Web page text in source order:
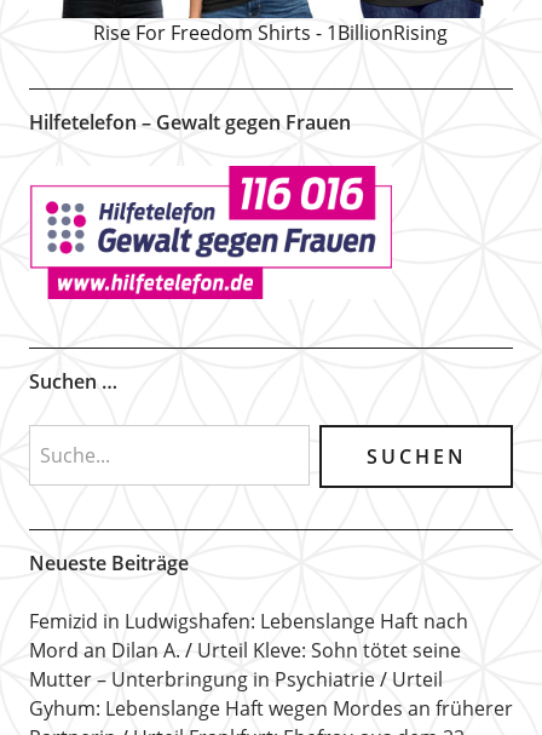
Rise For Freedom Shirts - 1BillionRising
Hilfetelefon – Gewalt gegen Frauen
Suchen …
Neueste Beiträge
Femizid in Ludwigshafen: Lebenslange Haft nach
Mord an Dilan A.
Urteil Kleve: Sohn tötet seine
Mutter – Unterbringung in Psychiatrie
Urteil
Gyhum: Lebenslange Haft wegen Mordes an früherer